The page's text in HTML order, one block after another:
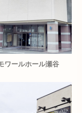
ワールホール瀬谷